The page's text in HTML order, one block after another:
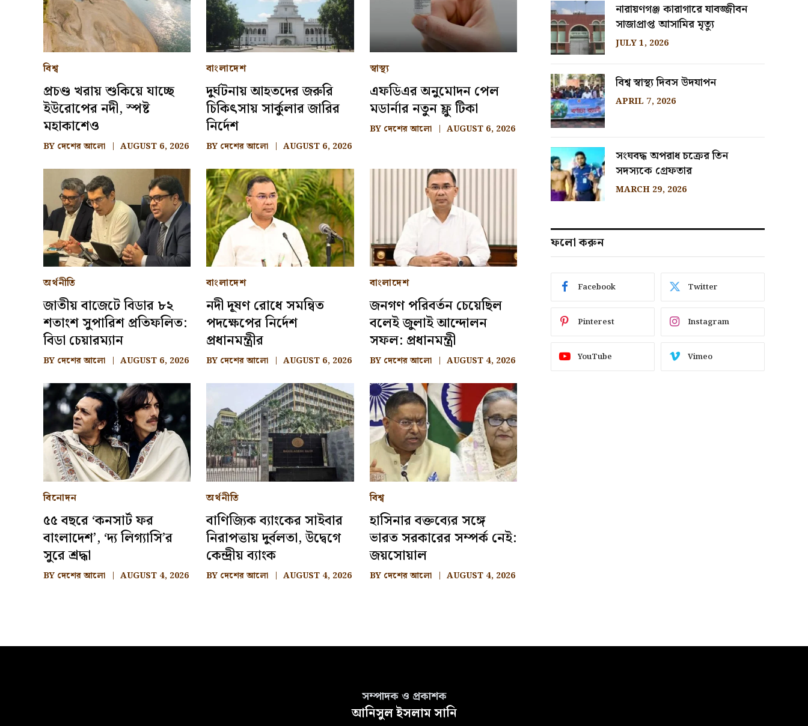
বিশ্ব
প্রচণ্ড খরায় শুকিয়ে যাচ্ছে
ইউরোপের নদী, স্পষ্ট
মহাকাশেও
BY দেশের আলো AUGUST 6, 2026
বাংলাদেশ
দুর্ঘটনায় আহতদের জরুরি
চিকিৎসায় সার্কুলার জারির
নির্দেশ
BY দেশের আলো AUGUST 6, 2026
স্বাস্থ্য
এফডিএর অনুমোদন পেল
মডার্নার নতুন ফ্লু টিকা
BY দেশের আলো AUGUST 6, 2026
অর্থনীতি
জাতীয় বাজেটে বিডার ৮২
শতাংশ সুপারিশ প্রতিফলিত:
বিডা চেয়ারম্যান
BY দেশের আলো AUGUST 6, 2026
বাংলাদেশ
নদী দূষণ রোধে সমন্বিত
পদক্ষেপের নির্দেশ
প্রধানমন্ত্রীর
BY দেশের আলো AUGUST 6, 2026
বাংলাদেশ
জনগণ পরিবর্তন চেয়েছিল
বলেই জুলাই আন্দোলন
সফল: প্রধানমন্ত্রী
BY দেশের আলো AUGUST 4, 2026
বিনোদন
৫৫ বছরে ‘কনসার্ট ফর
বাংলাদেশ’, ‘দ্য লিগ্যাসি’র
সুরে শ্রদ্ধা
BY দেশের আলো AUGUST 4, 2026
অর্থনীতি
বাণিজ্যিক ব্যাংকের সাইবার
নিরাপত্তায় দুর্বলতা, উদ্বেগে
কেন্দ্রীয় ব্যাংক
BY দেশের আলো AUGUST 4, 2026
বিশ্ব
হাসিনার বক্তব্যের সঙ্গে
ভারত সরকারের সম্পর্ক নেই:
জয়সোয়াল
BY দেশের আলো AUGUST 4, 2026
নারায়ণগঞ্জ কারাগারে যাবজ্জীবন
সাজাপ্রাপ্ত আসামির মৃত্যু
JULY 1, 2026
বিশ্ব স্বাস্থ্য দিবস উদযাপন
APRIL 7, 2026
সংঘবদ্ধ অপরাধ চক্রের তিন
সদস্যকে গ্রেফতার
MARCH 29, 2026
ফলো করুন
Facebook Twitter
Pinterest Instagram
YouTube Vimeo
সম্পাদক ও প্রকাশক
আনিসুল ইসলাম সানি